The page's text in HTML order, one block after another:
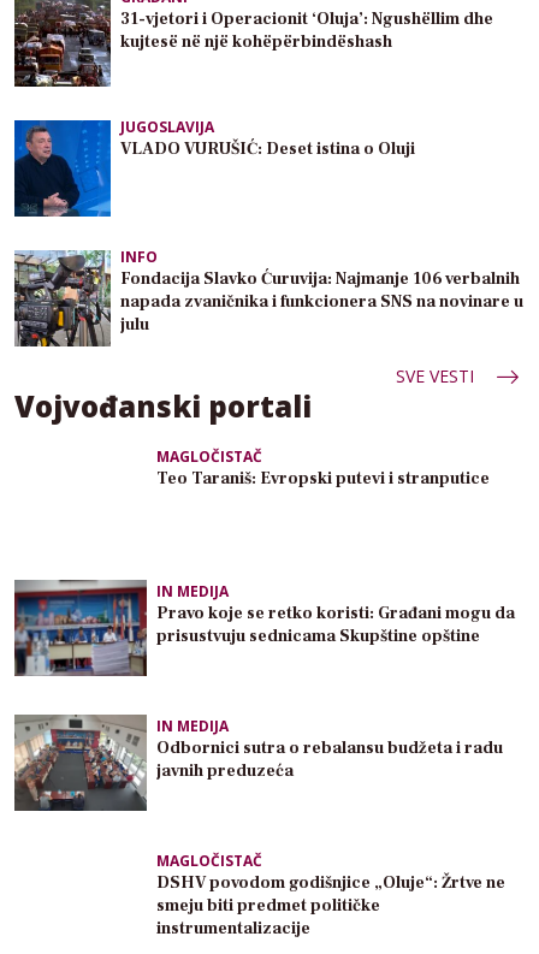
31-vjetori i Operacionit ‘Oluja’: Ngushëllim dhe
kujtesë në një kohëpërbindëshash
JUGOSLAVIJA
VLADO VURUŠIĆ: Deset istina o Oluji
INFO
Fondacija Slavko Ćuruvija: Najmanje 106 verbalnih
napada zvaničnika i funkcionera SNS na novinare u
julu
SVE VESTI
Vojvođanski portali
MAGLOČISTAČ
Teo Taraniš: Evropski putevi i stranputice
IN MEDIJA
Pravo koje se retko koristi: Građani mogu da
prisustvuju sednicama Skupštine opštine
IN MEDIJA
Odbornici sutra o rebalansu budžeta i radu
javnih preduzeća
MAGLOČISTAČ
DSHV povodom godišnjice „Oluje“: Žrtve ne
smeju biti predmet političke
instrumentalizacije